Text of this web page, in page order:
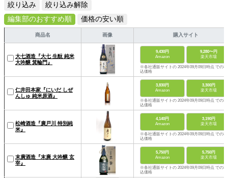
絞り込み
絞り込み解除
編集部のおすすめ順
価格の安い順
商品名 画像 購入サイト
大七酒造『大七 生酛 純米
大吟醸 箕輪門』
9,430円
Amazon
9,280〜円
楽天市場
※各社通販サイトの 2024年09月09日時点 での税
込価格
仁井田本家『にいだ しぜ
んしゅ 純米原酒』
3,830円
Amazon
3,300円
楽天市場
※各社通販サイトの 2024年09月09日時点 での税
込価格
松崎酒造『廣戸川 特別純
米』
4,140円
Amazon
3,190円
楽天市場
※各社通販サイトの 2024年09月09日時点 での税
込価格
末廣酒造『末廣 大吟醸 玄
宰』
5,750円
Amazon
5,750円
楽天市場
※各社通販サイトの 2024年09月09日時点 での税
込価格